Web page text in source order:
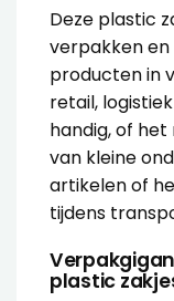
Deze plastic
verpakken
producten in
retail,
handig, of
van kleine
artikelen of
tijdens
plastic